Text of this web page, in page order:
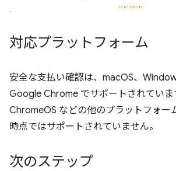
対応プラットフォーム
安全な支払い確認は、macOS、
Google Chrome でサポートされていま
ChromeOS などの他のプラットフォー
時点ではサポートされていません。
次のステップ